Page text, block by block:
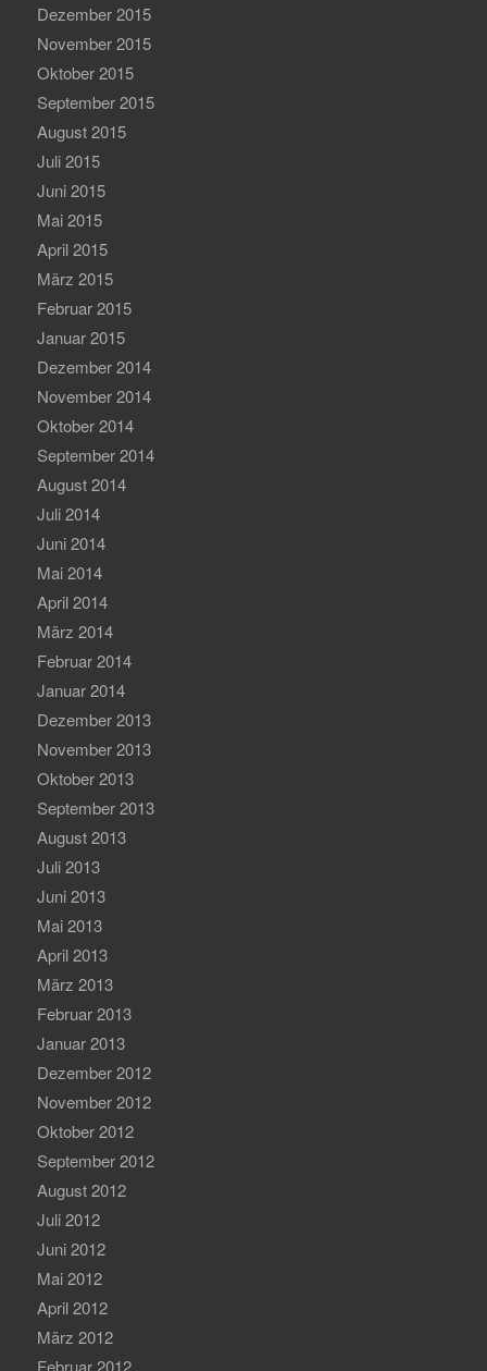
Dezember 2015
November 2015
Oktober 2015
September 2015
August 2015
Juli 2015
Juni 2015
Mai 2015
April 2015
März 2015
Februar 2015
Januar 2015
Dezember 2014
November 2014
Oktober 2014
September 2014
August 2014
Juli 2014
Juni 2014
Mai 2014
April 2014
März 2014
Februar 2014
Januar 2014
Dezember 2013
November 2013
Oktober 2013
September 2013
August 2013
Juli 2013
Juni 2013
Mai 2013
April 2013
März 2013
Februar 2013
Januar 2013
Dezember 2012
November 2012
Oktober 2012
September 2012
August 2012
Juli 2012
Juni 2012
Mai 2012
April 2012
März 2012
Februar 2012